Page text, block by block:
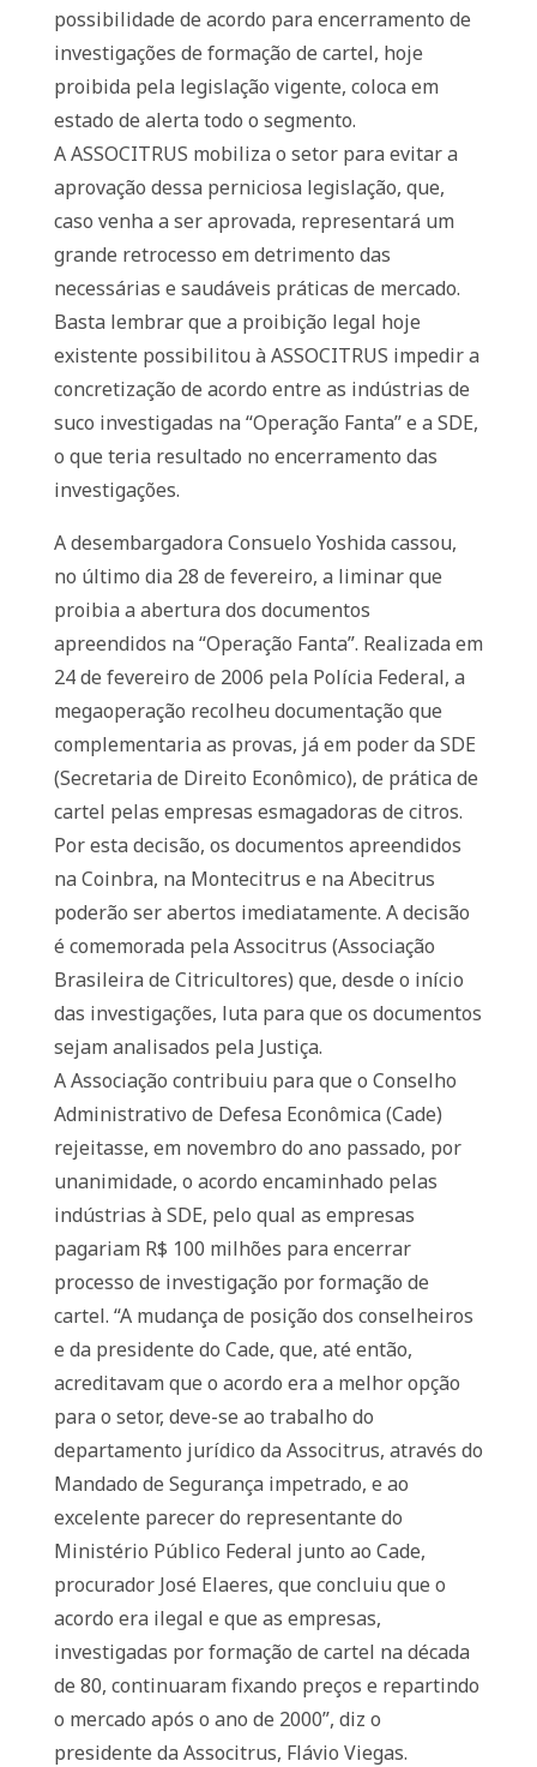
possibilidade de acordo para encerramento de
investigações de formação de cartel, hoje
proibida pela legislação vigente, coloca em
estado de alerta todo o segmento.
A ASSOCITRUS mobiliza o setor para evitar a
aprovação dessa perniciosa legislação, que,
caso venha a ser aprovada, representará um
grande retrocesso em detrimento das
necessárias e saudáveis práticas de mercado.
Basta lembrar que a proibição legal hoje
existente possibilitou à ASSOCITRUS impedir a
concretização de acordo entre as indústrias de
suco investigadas na “Operação Fanta” e a SDE,
o que teria resultado no encerramento das
investigações.
A desembargadora Consuelo Yoshida cassou,
no último dia 28 de fevereiro, a liminar que
proibia a abertura dos documentos
apreendidos na “Operação Fanta”. Realizada em
24 de fevereiro de 2006 pela Polícia Federal, a
megaoperação recolheu documentação que
complementaria as provas, já em poder da SDE
(Secretaria de Direito Econômico), de prática de
cartel pelas empresas esmagadoras de citros.
Por esta decisão, os documentos apreendidos
na Coinbra, na Montecitrus e na Abecitrus
poderão ser abertos imediatamente. A decisão
é comemorada pela Associtrus (Associação
Brasileira de Citricultores) que, desde o início
das investigações, luta para que os documentos
sejam analisados pela Justiça.
A Associação contribuiu para que o Conselho
Administrativo de Defesa Econômica (Cade)
rejeitasse, em novembro do ano passado, por
unanimidade, o acordo encaminhado pelas
indústrias à SDE, pelo qual as empresas
pagariam R$ 100 milhões para encerrar
processo de investigação por formação de
cartel. “A mudança de posição dos conselheiros
e da presidente do Cade, que, até então,
acreditavam que o acordo era a melhor opção
para o setor, deve-se ao trabalho do
departamento jurídico da Associtrus, através do
Mandado de Segurança impetrado, e ao
excelente parecer do representante do
Ministério Público Federal junto ao Cade,
procurador José Elaeres, que concluiu que o
acordo era ilegal e que as empresas,
investigadas por formação de cartel na década
de 80, continuaram fixando preços e repartindo
o mercado após o ano de 2000”, diz o
presidente da Associtrus, Flávio Viegas.